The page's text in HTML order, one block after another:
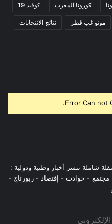
كورونا المغرب كوفيد 19
موتو غب قطر نتائج الانتخابات
Error Can not
شاملة تنشر أخبار وطنية ودولية :
مجتمع - حوادث - إقتصاد - ربورتاج -